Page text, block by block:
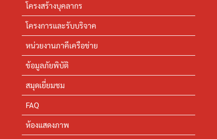
โครงสร้างบุคลากร
โครงการและรับบริจาค
หน่วยงานภาคีเครือข่าย
ข้อมูลภัยพิบัติ
สมุดเยี่ยมชม
FAQ
ห้องแสดงภาพ